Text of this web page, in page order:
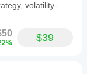
volatility-
$39